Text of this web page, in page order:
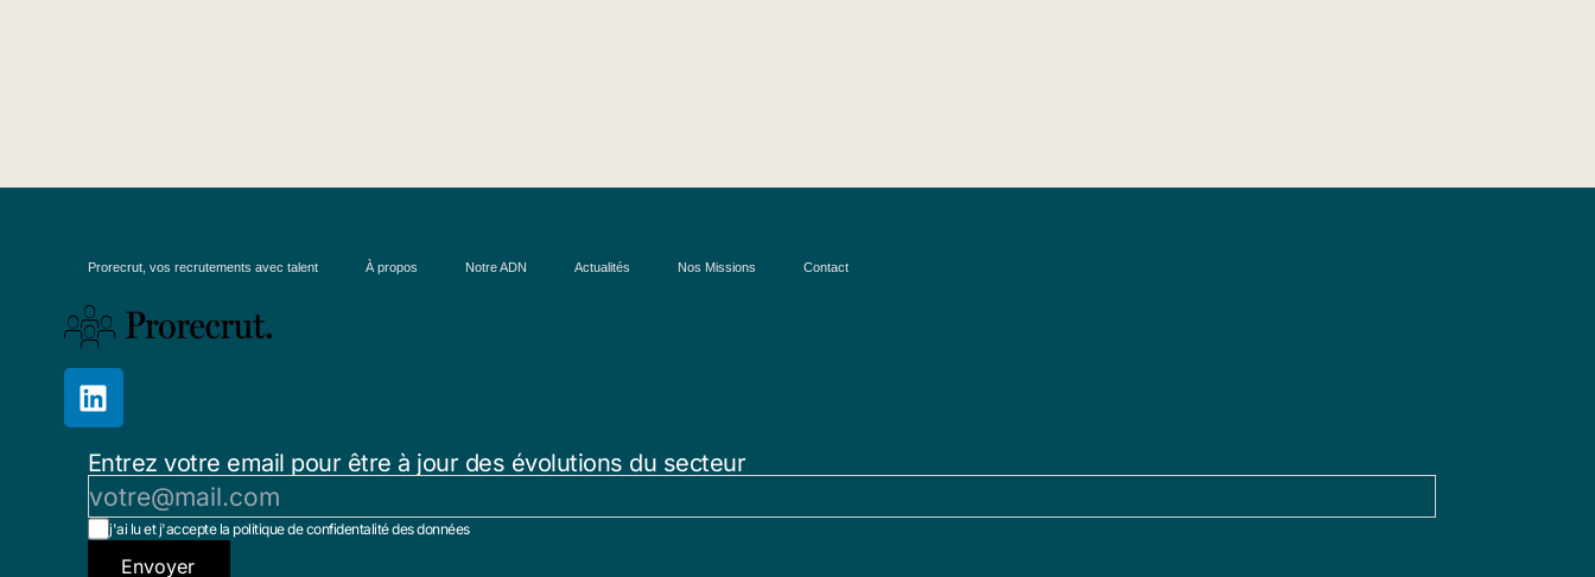
Prorecrut, vos recrutements avec talent À propos Notre ADN Actualités Nos Missions Contact
Entrez votre email pour être à jour des évolutions du secteur
j'ai lu et j'accepte la politique de confidentalité des données
Envoyer